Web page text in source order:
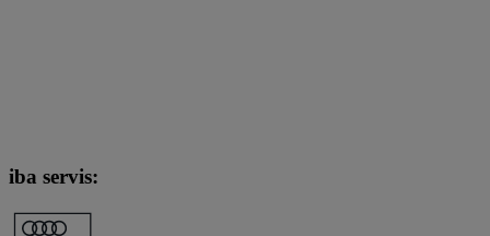
iba servis: